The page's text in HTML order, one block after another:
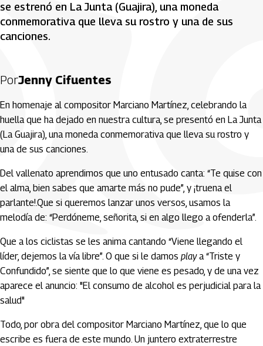
se estrenó en La Junta (Guajira), una moneda
conmemorativa que lleva su rostro y una de sus
canciones.
PorJenny Cifuentes
En homenaje al compositor Marciano Martínez, celebrando la
huella que ha dejado en nuestra cultura, se presentó en La Junta
(La Guajira), una moneda conmemorativa que lleva su rostro y
una de sus canciones.
Del vallenato aprendimos que uno entusado canta: “Te quise con
el alma, bien sabes que amarte más no pude”, y ¡truena el
parlante!.Que si queremos lanzar unos versos, usamos la
melodía de: “Perdóneme, señorita, si en algo llego a ofenderla”.
Que a los ciclistas se les anima cantando “Viene llegando el
líder, dejemos la vía libre”. O que si le damos playa “Triste y
Confundido”, se siente que lo que viene es pesado, y de una vez
aparece el anuncio: "El consumo de alcohol es perjudicial para la
salud"
Todo, por obra del compositor Marciano Martínez, que lo que
escribe es fuera de este mundo. Un juntero extraterrestre